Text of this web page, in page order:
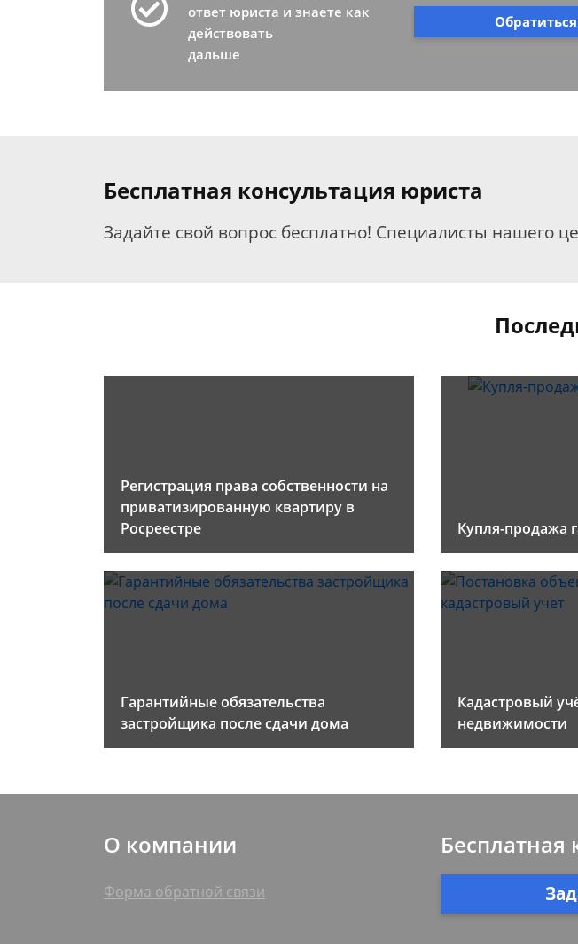
ответ юриста и знаете как
действовать
дальше
Бесплатная консультация юриста
Задайте свой вопрос бесплатно! Специалисты нашего
Регистрация права собственности на
приватизированную квартиру в
Росреестре
Купля-продажа
Гарантийные обязательства
застройщика после сдачи дома
Кадастровый
недвижимости
О компании
Форма обратной связи
Бесплатная